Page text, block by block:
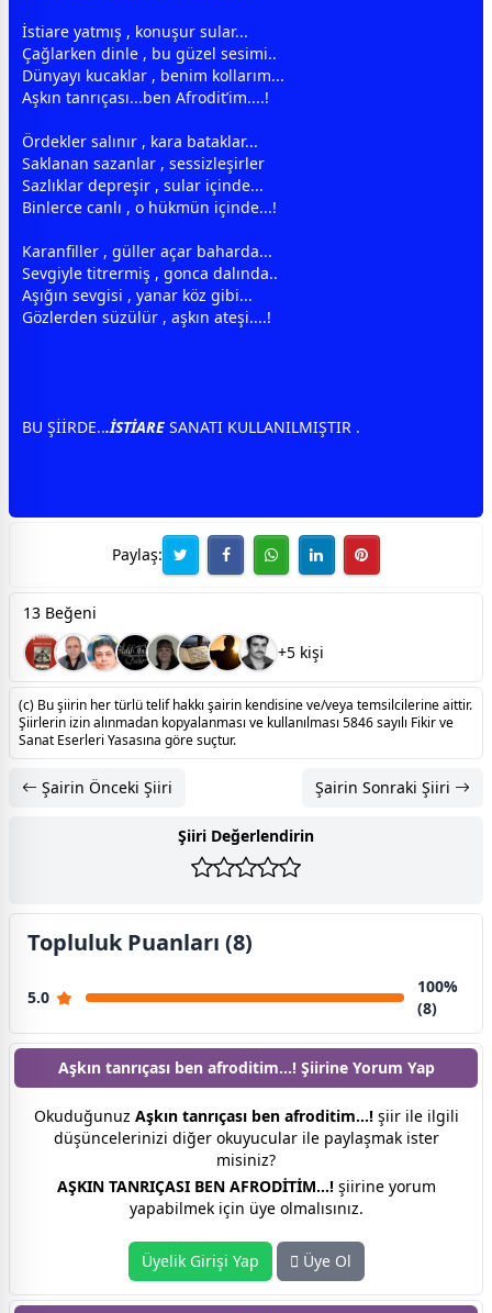
İstiare yatmış , konuşur sular...
Çağlarken dinle , bu güzel sesimi..
Dünyayı kucaklar , benim kollarım...
Aşkın tanrıçası...ben Afrodit’im....!
Ördekler salınır , kara bataklar...
Saklanan sazanlar , sessizleşirler
Sazlıklar depreşir , sular içinde...
Binlerce canlı , o hükmün içinde...!
Karanfiller , güller açar baharda...
Sevgiyle titrermiş , gonca dalında..
Aşığın sevgisi , yanar köz gibi...
Gözlerden süzülür , aşkın ateşi....!
BU ŞİİRDE...İSTİARE SANATI KULLANILMIŞTIR .
Paylaş:
13 Beğeni
+5 kişi
(c) Bu şiirin her türlü telif hakkı şairin kendisine ve/veya temsilcilerine aittir.
Şiirlerin izin alınmadan kopyalanması ve kullanılması 5846 sayılı Fikir ve
Sanat Eserleri Yasasına göre suçtur.
Şairin Önceki Şiiri Şairin Sonraki Şiiri
Şiiri Değerlendirin
Topluluk Puanları (8)
5.0
100%
(8)
Aşkın tanrıçası ben afroditim...! Şiirine Yorum Yap
Okuduğunuz Aşkın tanrıçası ben afroditim...!şiir ile ilgili
düşüncelerinizi diğer okuyucular ile paylaşmak ister
misiniz?
AŞKIN TANRIÇASI BEN AFRODİTİM...!şiirine yorum
yapabilmek için üye olmalısınız.
Üyelik Girişi Yap Üye Ol